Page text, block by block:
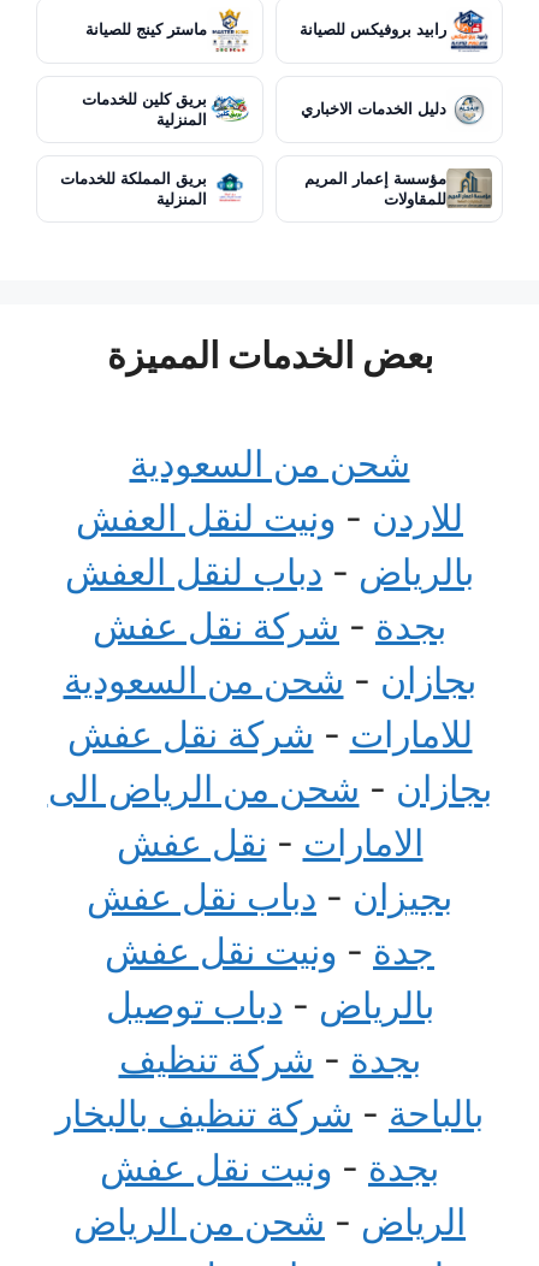
رابيد بروفيكس للصيانة ماستر كينج للصيانة
دليل الخدمات الاخباري
بريق كلين للخدمات
المنزلية
مؤسسة إعمار المريم
للمقاولات
بريق المملكة للخدمات
المنزلية
بعض الخدمات المميزة
شحن من السعودية
للاردن - ونيت لنقل العفش
بالرياض - دباب لنقل العفش
بجدة - شركة نقل عفش
بجازان - شحن من السعودية
للامارات - شركة نقل عفش
بجازان - شحن من الرياض الى
الامارات - نقل عفش
بجيزان - دباب نقل عفش
جدة - ونيت نقل عفش
بالرياض - دباب توصيل
بجدة - شركة تنظيف
بالباحة - شركة تنظيف بالبخار
بجدة - ونيت نقل عفش
الرياض - شحن من الرياض